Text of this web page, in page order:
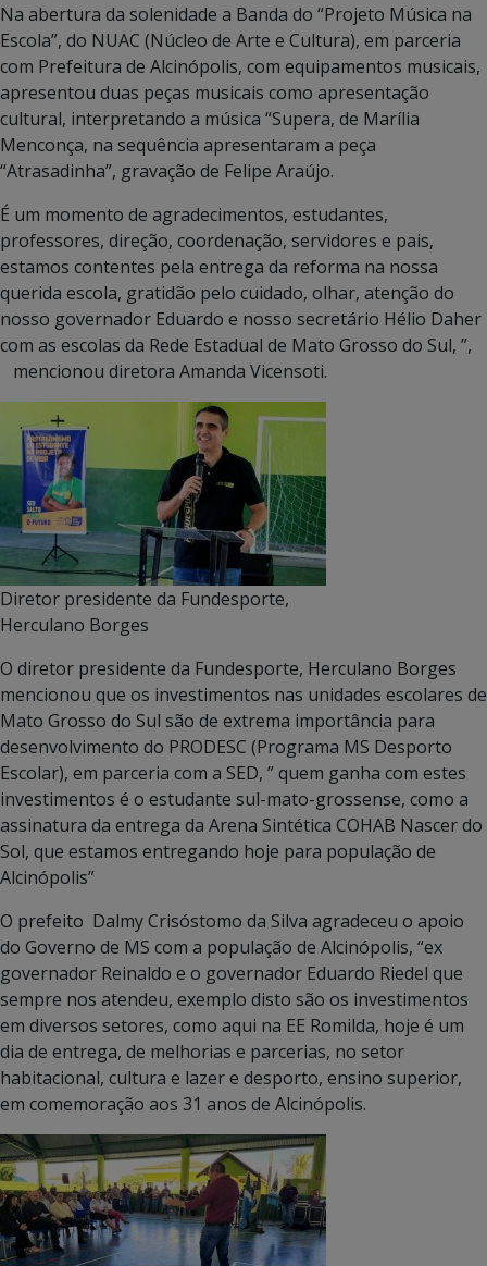
Na abertura da solenidade a Banda do “Projeto Música na
Escola”, do NUAC (Núcleo de Arte e Cultura), em parceria
com Prefeitura de Alcinópolis, com equipamentos musicais,
apresentou duas peças musicais como apresentação
cultural, interpretando a música “Supera, de Marília
Menconça, na sequência apresentaram a peça
“Atrasadinha”, gravação de Felipe Araújo.
É um momento de agradecimentos, estudantes,
professores, direção, coordenação, servidores e pais,
estamos contentes pela entrega da reforma na nossa
querida escola, gratidão pelo cuidado, olhar, atenção do
nosso governador Eduardo e nosso secretário Hélio Daher
com as escolas da Rede Estadual de Mato Grosso do Sul, ”,
mencionou diretora Amanda Vicensoti.
Diretor presidente da Fundesporte,
Herculano Borges
O diretor presidente da Fundesporte, Herculano Borges
mencionou que os investimentos nas unidades escolares de
Mato Grosso do Sul são de extrema importância para
desenvolvimento do PRODESC (Programa MS Desporto
Escolar), em parceria com a SED, ” quem ganha com estes
investimentos é o estudante sul-mato-grossense, como a
assinatura da entrega da Arena Sintética COHAB Nascer do
Sol, que estamos entregando hoje para população de
Alcinópolis”
O prefeito Dalmy Crisóstomo da Silva agradeceu o apoio
do Governo de MS com a população de Alcinópolis, “ex
governador Reinaldo e o governador Eduardo Riedel que
sempre nos atendeu, exemplo disto são os investimentos
em diversos setores, como aqui na EE Romilda, hoje é um
dia de entrega, de melhorias e parcerias, no setor
habitacional, cultura e lazer e desporto, ensino superior,
em comemoração aos 31 anos de Alcinópolis.